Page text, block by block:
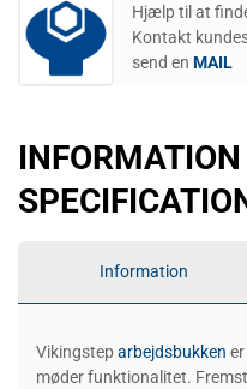
Hjælp til at
Kontakt
send en MAIL
Information
Vikingsteparbejdsbukken
møder funktionalitet.